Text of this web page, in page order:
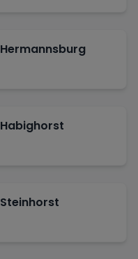
Hermannsburg
Habighorst
Steinhorst